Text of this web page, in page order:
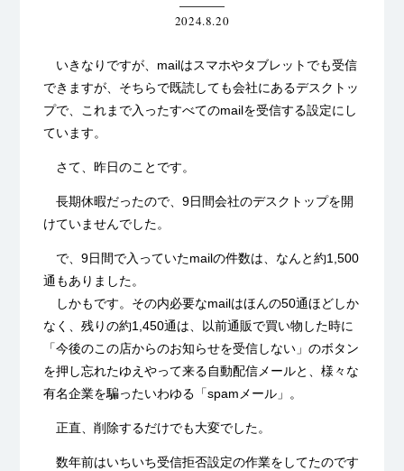
2024.8.20
いきなりですが、mailはスマホやタブレットでも受信
できますが、そちらで既読しても会社にあるデスクトッ
プで、これまで入ったすべてのmailを受信する設定にし
ています。
さて、昨日のことです。
長期休暇だったので、9日間会社のデスクトップを開
けていませんでした。
で、9日間で入っていたmailの件数は、なんと約1,500
通もありました。
しかもです。その内必要なmailはほんの50通ほどしか
なく、残りの約1,450通は、以前通販で買い物した時に
「今後のこの店からのお知らせを受信しない」のボタン
を押し忘れたゆえやって来る自動配信メールと、様々な
有名企業を騙ったいわゆる「spamメール」。
正直、削除するだけでも大変でした。
数年前はいちいち受信拒否設定の作業をしてたのです